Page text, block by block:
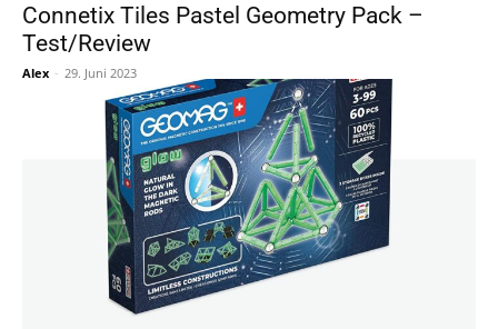
Connetix Tiles Pastel Geometry Pack –
Test/Review
Alex - 29. Juni 2023